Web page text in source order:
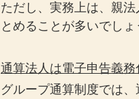
ただし、実務上は、親
とめることが多いでしょ
通算法人は電子申告義務
グループ通算制度では